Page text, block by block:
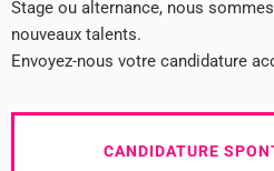
Stage ou alternance, nous
nouveaux talents.
Envoyez-nous votre candidature
CANDIDATURE